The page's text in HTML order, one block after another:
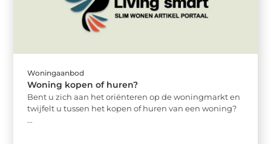
Woningaanbod
Woning kopen of huren?
Bent u zich aan het oriënteren op de woningmarkt en
twijfelt u tussen het kopen of huren van een woning?
...